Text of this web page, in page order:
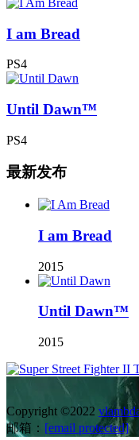
I am Bread
PS4
Until Dawn™
PS4
最新发布
I am Bread
2015
Until Dawn™
2015
Copyright ©2022
邮箱： [email protected]